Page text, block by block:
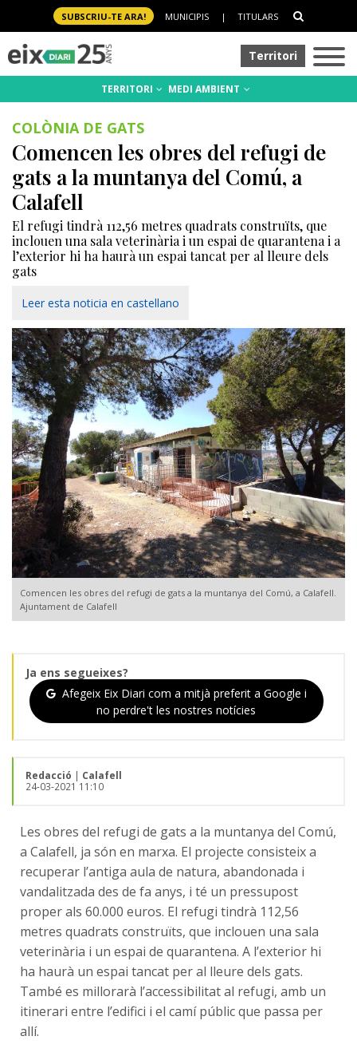
SUBSCRIU-TE ARA! MUNICIPIS | TITULARS
Territori
TERRITORI MEDI AMBIENT
COLÒNIA DE GATS
Comencen les obres del refugi de
gats a la muntanya del Comú, a
Calafell
El refugi tindrà 112,56 metres quadrats construïts, que
inclouen una sala veterinària i un espai de quarantena i a
l’exterior hi ha haurà un espai tancat per al lleure dels
gats
Leer esta noticia en castellano
Comencen les obres del refugi de gats a la muntanya del Comú, a Calafell.
Ajuntament de Calafell
Ja ens segueixes?
Afegeix Eix Diari com a mitjà preferit a Google i
no perdre't les nostres notícies
Redacció | Calafell
24-03-2021 11:10
Les obres del refugi de gats a la muntanya del Comú,
a Calafell, ja són en marxa. El projecte consisteix a
recuperar l’antiga aula de natura, abandonada i
vandalitzada des de fa anys, i té un pressupost
proper als 60.000 euros. El refugi tindrà 112,56
metres quadrats construïts, que inclouen una sala
veterinària i un espai de quarantena. A l’exterior hi
ha haurà un espai tancat per al lleure dels gats.
També es millorarà l’accessibilitat al refugi, amb un
itinerari entre l’edifici i el camí públic que passa per
allí.